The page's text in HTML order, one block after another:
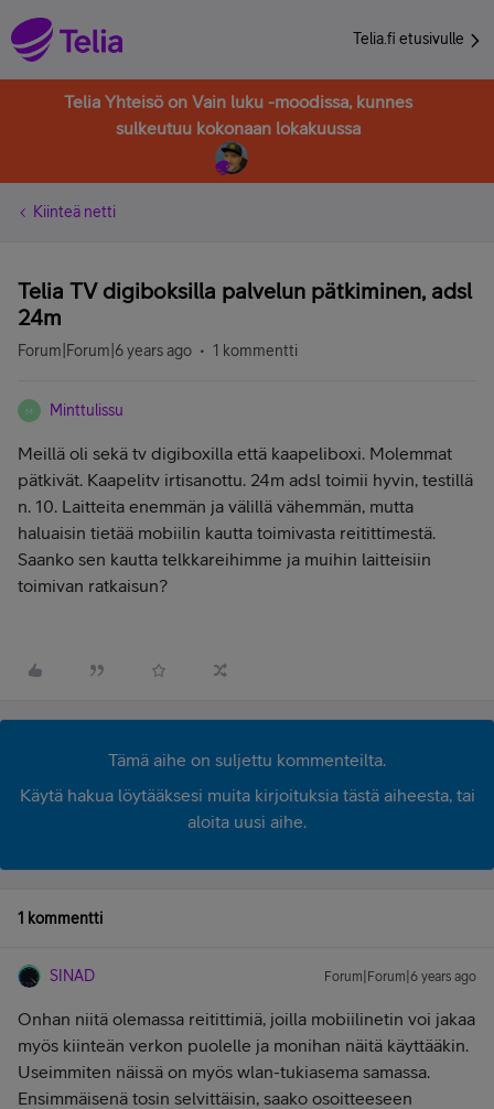
Telia.fi etusivulle
Telia Yhteisö on Vain luku -moodissa, kunnes
sulkeutuu kokonaan lokakuussa
Kiinteä netti
Telia TV digiboksilla palvelun pätkiminen, adsl
24m
Forum|Forum|6 years ago 1 kommentti
M Minttulissu
Meillä oli sekä tv digiboxilla että kaapeliboxi. Molemmat
pätkivät. Kaapelitv irtisanottu. 24m adsl toimii hyvin, testillä
n. 10. Laitteita enemmän ja välillä vähemmän, mutta
haluaisin tietää mobiilin kautta toimivasta reitittimestä.
Saanko sen kautta telkkareihimme ja muihin laitteisiin
toimivan ratkaisun?
Tämä aihe on suljettu kommenteilta.
Käytä hakua löytääksesi muita kirjoituksia tästä aiheesta, tai
aloita uusi aihe.
1 kommentti
SINAD Forum|Forum|6 years ago
Onhan niitä olemassa reitittimiä, joilla mobiilinetin voi jakaa
myös kiinteän verkon puolelle ja monihan näitä käyttääkin.
Useimmiten näissä on myös wlan-tukiasema samassa.
Ensimmäisenä tosin selvittäisin, saako osoitteeseen